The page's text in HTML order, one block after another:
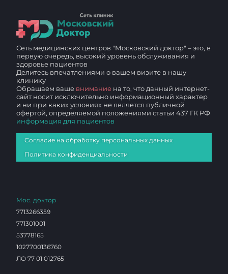
Сеть медицинских центров "Московский доктор" – это, в
первую очередь, высокий уровень обслуживания и
здоровье пациентов
Делитесь впечатлениями о вашем визите в нашу
клинику
Обращаем ваше внимание на то, что данный интернет-
сайт носит исключительно информационный характер
и ни при каких условиях не является публичной
офертой, определяемой положениями статьи 437 ГК РФ
информация для пациентов
Согласие на обработку персональных данных
Политика конфиденциальности
Мос. доктор
7713266359
771301001
53778165
1027700136760
ЛО 77 01 012765